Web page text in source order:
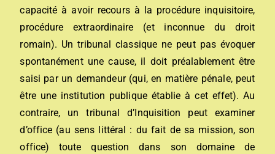
capacité à avoir recours à la procédure inquisitoire,
procédure extraordinaire (et inconnue du droit
romain). Un tribunal classique ne peut pas évoquer
spontanément une cause, il doit préalablement être
saisi par un demandeur(qui, en matière pénale, peut
être une institution publique établie à cet effet). Au
contraire, un tribunal d’Inquisition peut examiner
d’office (au sens littéral : du fait de sa mission, son
office) toute question dans son domaine de